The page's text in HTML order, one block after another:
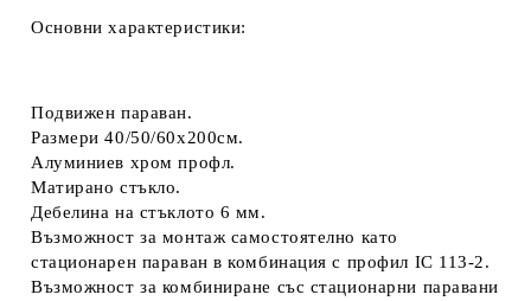
Основни характеристики:
Подвижен параван.
Размери 40/50/60х200см.
Алуминиев хром профл.
Матирано стъкло.
Дебелина на стъклото 6 мм.
Възможност за монтаж самостоятелно като
стационарен параван в комбинация с профил IC 113-2.
Възможност за комбиниране със стационарни паравани